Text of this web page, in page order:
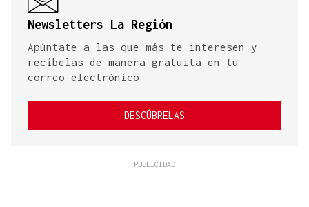
Newsletters La Región
Apúntate a las que más te interesen y
recíbelas de manera gratuita en tu
correo electrónico
DESCÚBRELAS